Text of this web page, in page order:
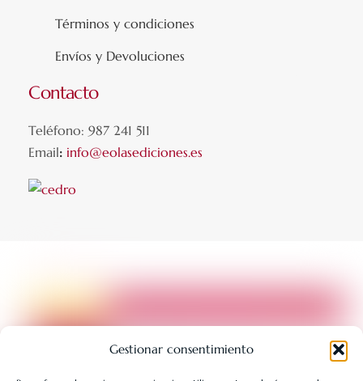
Gestionar consentimiento
Términos y condiciones
Envíos y Devoluciones
Contacto
Teléfono: 987 241 511
Email: info@eolasediciones.es